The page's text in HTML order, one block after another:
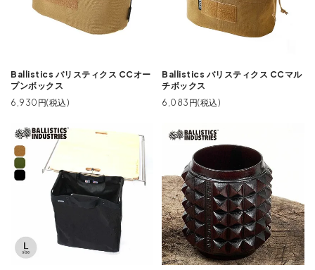
Ballistics バリスティクス CCオー
プンボックス
6,930円(税込)
Ballistics バリスティクス CCマル
チボックス
6,083円(税込)